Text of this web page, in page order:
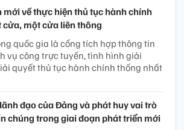
mới về thực hiện thủ tục hành chính
cửa, một cửa liên thông
quốc gia là cổng tích hợp thông tin
vụ công trực tuyến, tình hình giải
quyết thủ tục hành chính thống nhất
đạo của Đảng và phát huy vai trò
chúng trong giai đoạn phát triển mới